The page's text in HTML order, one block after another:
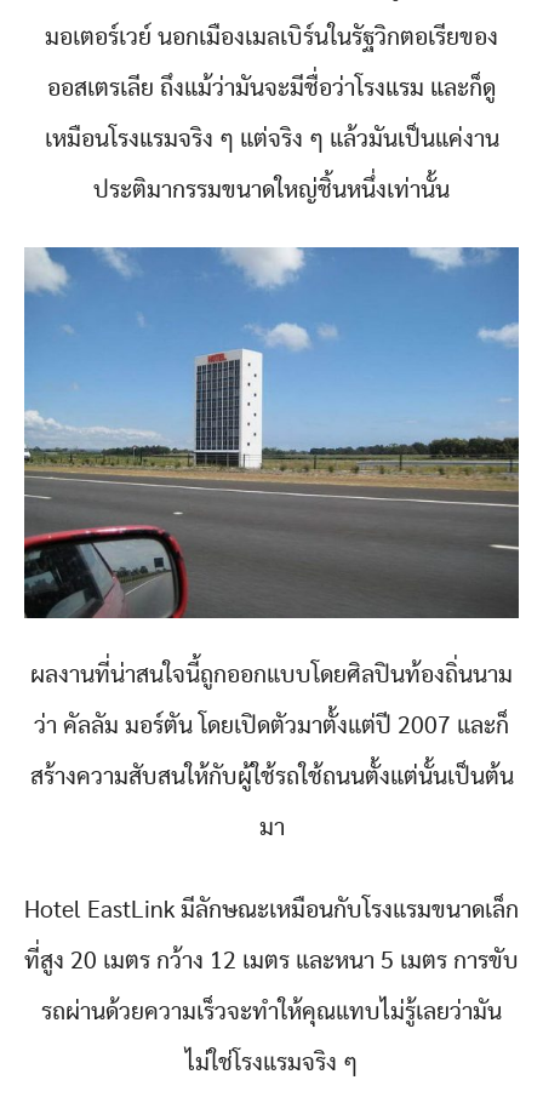
มอเตอร์เวย์ นอกเมืองเมลเบิร์นในรัฐวิกตอเรียของ
ออสเตรเลีย ถึงแม้ว่ามันจะมีชื่อว่าโรงแรม และก็ดู
เหมือนโรงแรมจริง ๆ แต่จริง ๆ แล้วมันเป็นแค่งาน
ประติมากรรมขนาดใหญ่ชิ้นหนึ่งเท่านั้น
ผลงานที่น่าสนใจนี้ถูกออกแบบโดยศิลปินท้องถิ่นนาม
ว่า คัลลัม มอร์ตัน โดยเปิดตัวมาตั้งแต่ปี 2007 และก็
สร้างความสับสนให้กับผู้ใช้รถใช้ถนนตั้งแต่นั้นเป็นต้น
มา
Hotel EastLink มีลักษณะเหมือนกับโรงแรมขนาดเล็ก
ที่สูง 20 เมตร กว้าง 12 เมตร และหนา 5 เมตร การขับ
รถผ่านด้วยความเร็วจะทำให้คุณแทบไม่รู้เลยว่ามัน
ไม่ใช่โรงแรมจริง ๆ